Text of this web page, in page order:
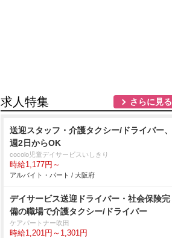
求人特集 さらに見る
送迎スタッフ・介護タクシー/ドライバー、
週2日からOK
cocolo児童デイサービスいしきり
時給1,177円～
アルバイト・パート / 大阪府
デイサービス送迎ドライバー・社会保険完
備の職場で介護タクシー/ドライバー
ケアパートナー吹田
時給1,201円～1,301円